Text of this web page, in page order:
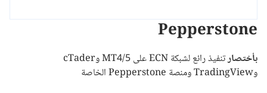
Pepperstone
بأختصار
تنفيذ رائع لشبكة ECN على MT4/5 وcTader
وTradingView ومنصة Pepperstone الخاصة